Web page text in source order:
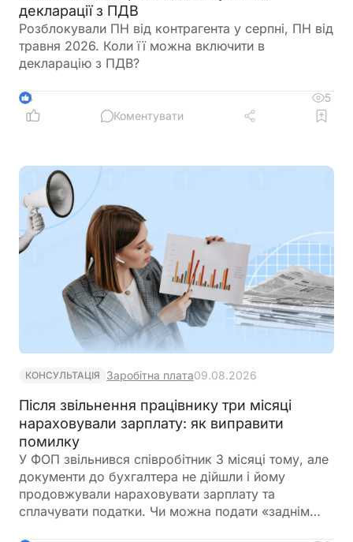
декларації з ПДВ
Розблокували ПН від контрагента у серпні, ПН від
травня 2026. Коли її можна включити в
декларацію з ПДВ?
4
5
Коментувати
КОНСУЛЬТАЦІЯ Заробітна плата09.08.2026
Після звільнення працівнику три місяці
нараховували зарплату: як виправити
помилку
У ФОП звільнився співробітник 3 місяці тому, але
документи до бухгалтера не дійшли і йому
продовжували нараховувати зарплату та
сплачувати податки. Чи можна подати «заднім